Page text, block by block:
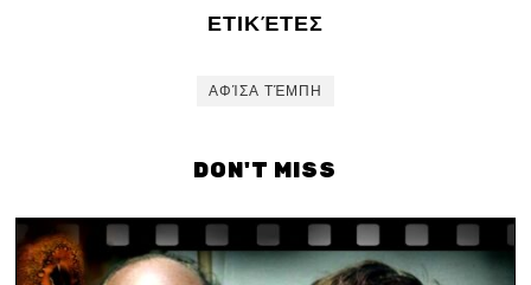
ΕΤΙΚΈΤΕΣ
ΑΦΊΣΑ ΤΈΜΠΗ
DON'T MISS